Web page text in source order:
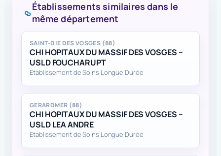
Établissements similaires dans le
même département
SAINT-DIE DES VOSGES (88)
CHI HOPITAUX DU MASSIF DES VOSGES –
USLD FOUCHARUPT
Etablissement de Soins Longue Durée
GERARDMER (88)
CHI HOPITAUX DU MASSIF DES VOSGES –
USLD LEA ANDRE
Etablissement de Soins Longue Durée